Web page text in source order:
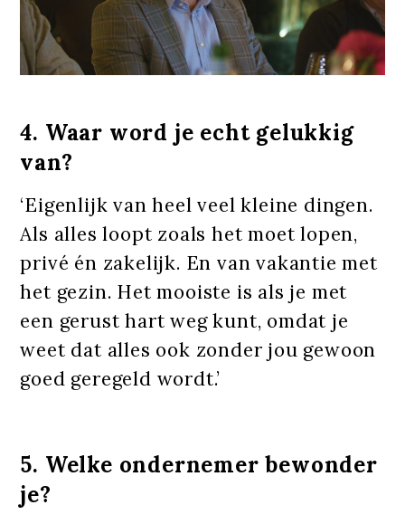
4. Waar word je echt gelukkig
van?
‘Eigenlijk van heel veel kleine dingen.
Als alles loopt zoals het moet lopen,
privé én zakelijk. En van vakantie met
het gezin. Het mooiste is als je met
een gerust hart weg kunt, omdat je
weet dat alles ook zonder jou gewoon
goed geregeld wordt.’
5. Welke ondernemer bewonder
je?